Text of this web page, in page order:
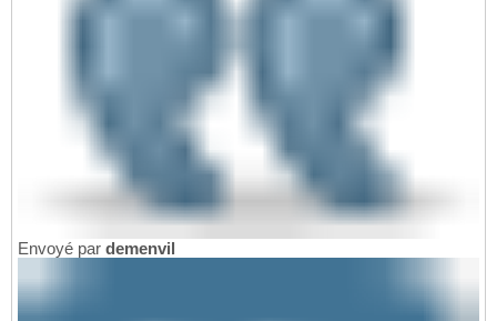
Envoyé par demenvil